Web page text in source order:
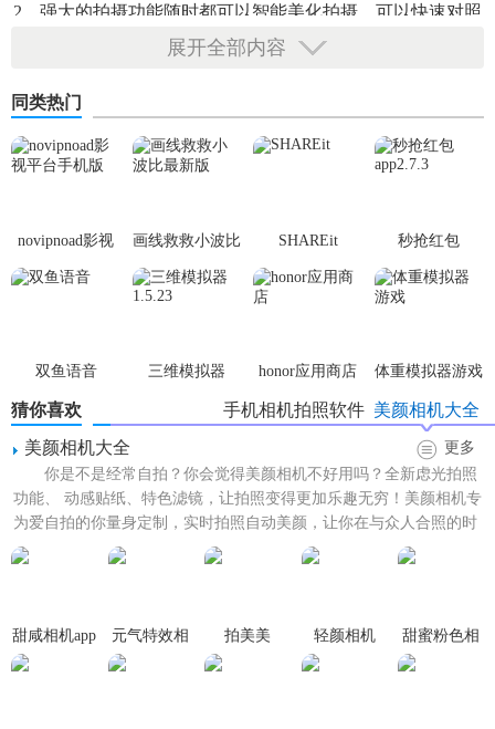
2、强大的拍摄功能随时都可以智能美化拍摄，可以快速对照
片进行智能编辑处理。
足大家的拍摄编辑需求。
1、可以很简单拍摄出你喜欢的照片，拥有的拍摄模式都可以
根据用户的需求来选择。
3、可以把照片上传到别的智能设备上去，平台拥有视频拍摄
和照片拍摄多种模式。
【极光相机内容】
1、使用AI照片修复技术，通过增强、清晰、补色让面部表情
高清修复，让老照片焕然一新。
大、图片极致放大，让头像的照片更加清晰。
3、对黑白老照片智能上色、自动上色，精准还原成彩色场
展开全部内容
同类热门
novipnoad影视
平台手机版
画线救救小波比
最新版
SHAREit
秒抢红包
app2.7.3
双鱼语音
三维模拟器
honor应用商店 体重模拟器游戏
猜你喜欢 美颜相机大全
手机相机拍照软件
美颜相机大全
更多
你是不是经常自拍？你会觉得美颜相机不好用吗？全新虑光拍照
功能、 动感贴纸、特色滤镜，让拍照变得更加乐趣无穷！美颜相机专
为爱自拍的你量身定制，实时拍照自动美颜，让你在与众人合照的时
候可以脱颖而出，你也可...
甜咸相机app
元气特效相
拍美美 轻颜相机
甜蜜粉色相